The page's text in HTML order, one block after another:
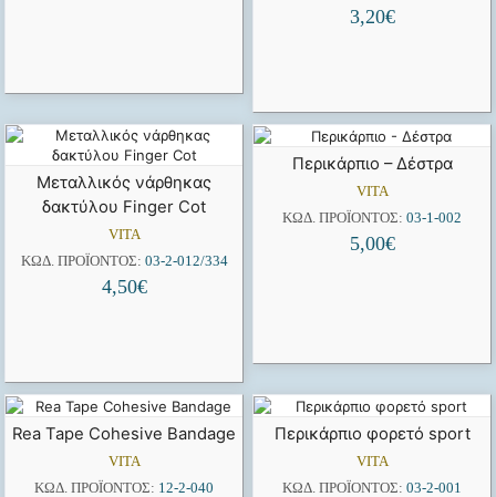
3,20€
Mεταλλικός νάρθηκας
δακτύλου Finger Cot
VITA
ΚΩΔ. ΠΡΟΪΌΝΤΟΣ: 03-2-012/334
4,50€
Περικάρπιο – Δέστρα
VITA
ΚΩΔ. ΠΡΟΪΌΝΤΟΣ: 03-1-002
5,00€
Rea Tape Cohesive Bandage
VITA
ΚΩΔ. ΠΡΟΪΌΝΤΟΣ: 12-2-040
Περικάρπιο φορετό sport
VITA
ΚΩΔ. ΠΡΟΪΌΝΤΟΣ: 03-2-001